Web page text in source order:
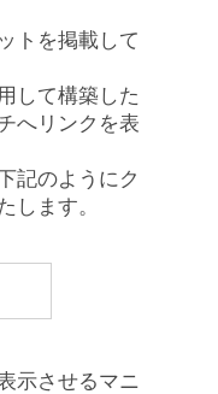
トを掲載して
して構築した
へリンクを表
記のようにク
します。
示させるマニ